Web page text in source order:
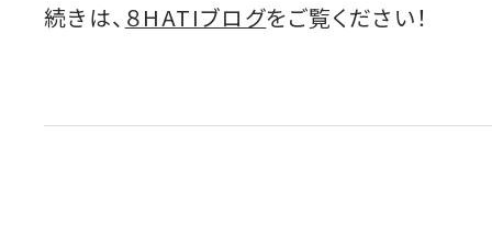
続きは、 ８HATIブログをご覧ください！